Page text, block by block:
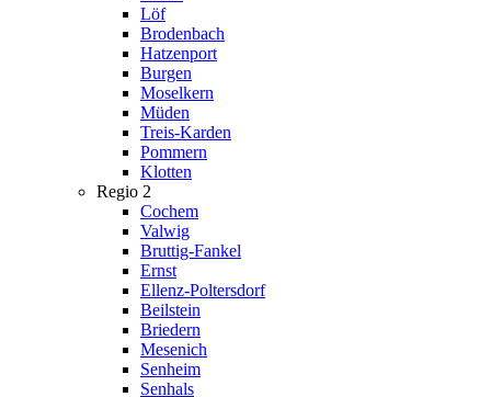
Löf
Brodenbach
Hatzenport
Burgen
Moselkern
Müden
Treis-Karden
Pommern
Klotten
Regio 2
Cochem
Valwig
Bruttig-Fankel
Ernst
Ellenz-Poltersdorf
Beilstein
Briedern
Mesenich
Senheim
Senhals